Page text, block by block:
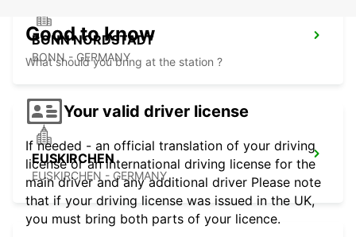
BONN NORDSTADT
BONN - GERMANY
EUSKIRCHEN
EUSKIRCHEN - GERMANY
Good to know
What should you bring at the station ?
Your valid driver license
If needed - an official translation of your driving
license or an international driving license for the
main driver and any additional driver Please note
that if your driving license was issued in the UK,
you must bring both parts of your licence.